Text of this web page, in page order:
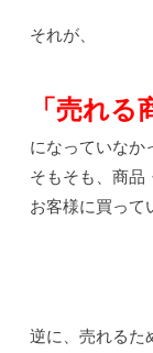
それが、
「売れる
になっていなか
そもそも、商品
お客様に買って
逆に、売れるた